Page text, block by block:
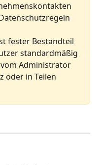
fester Bestandteil
standardmäßig
Administrator
oder in Teilen